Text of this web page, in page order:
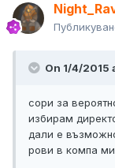
On 1/4/2015
сори за
избирам
дали е
рови в компа